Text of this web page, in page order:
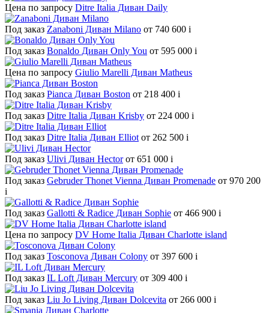
Цена по запросу Ditre Italia Диван Daily
Под заказ Zanaboni Диван Milano от 740 600 i
Под заказ Bonaldo Диван Only You от 595 000 i
Цена по запросу Giulio Marelli Диван Matheus
Под заказ Pianca Диван Boston от 218 400 i
Под заказ Ditre Italia Диван Krisby от 224 000 i
Под заказ Ditre Italia Диван Elliot от 262 500 i
Под заказ Ulivi Диван Hector от 651 000 i
Под заказ Gebruder Thonet Vienna Диван Promenade от 970 200
i
Под заказ Gallotti & Radice Диван Sophie от 466 900 i
Цена по запросу DV Home Italia Диван Charlotte island
Под заказ Tosconova Диван Colony от 397 600 i
Под заказ IL Loft Диван Mercury от 309 400 i
Под заказ Liu Jo Living Диван Dolcevita от 266 000 i